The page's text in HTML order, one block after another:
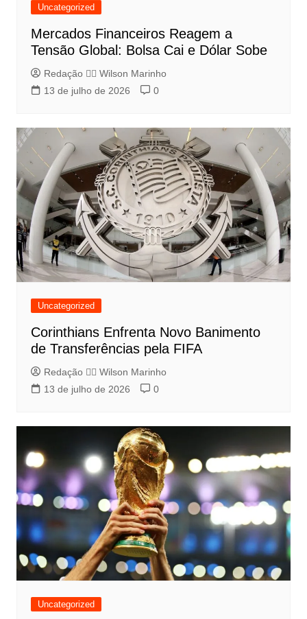
Uncategorized
Mercados Financeiros Reagem a
Tensão Global: Bolsa Cai e Dólar Sobe
Redação 👨‍⚖️​ Wilson Marinho
13 de julho de 2026
0
Uncategorized
Corinthians Enfrenta Novo Banimento
de Transferências pela FIFA
Redação 👨‍⚖️​ Wilson Marinho
13 de julho de 2026
0
Uncategorized